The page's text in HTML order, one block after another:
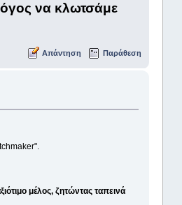
να κλωτσάμε
Απάντηση Παράθεση
μέλος, ζητώντας ταπεινά